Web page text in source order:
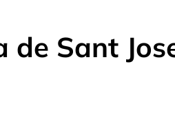
Sant